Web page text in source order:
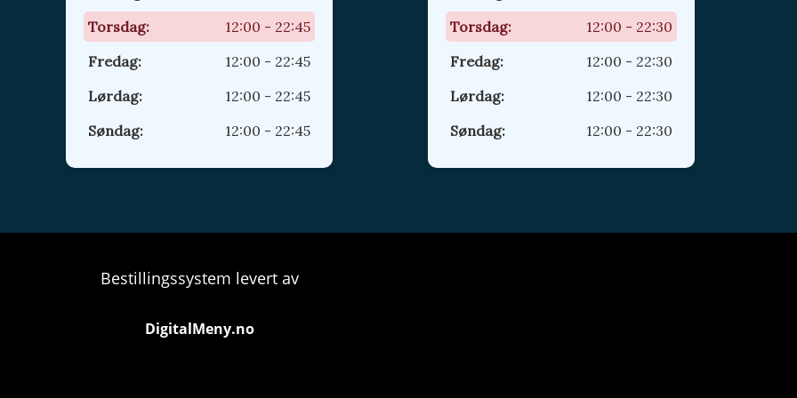
Torsdag:
12:00 - 22:45
Fredag:
12:00 - 22:45
Lørdag:
12:00 - 22:45
Søndag:
12:00 - 22:45
Torsdag:
12:00 - 22:30
Fredag:
12:00 - 22:30
Lørdag:
12:00 - 22:30
Søndag:
12:00 - 22:30
Bestillingssystem levert av
DigitalMeny.no